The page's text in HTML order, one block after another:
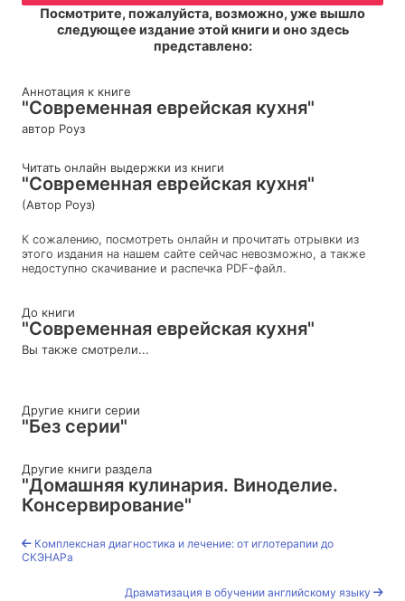
Посмотрите, пожалуйста, возможно, уже вышло
следующее издание этой книги и оно здесь
представлено:
Аннотация к книге
"Современная еврейская кухня"
автор Роуз
Читать онлайн выдержки из книги
"Современная еврейская кухня"
(Автор Роуз)
К сожалению, посмотреть онлайн и прочитать отрывки из
этого издания на нашем сайте сейчас невозможно, а также
недоступно скачивание и распечка PDF-файл.
До книги
"Современная еврейская кухня"
Вы также смотрели...
Другие книги серии
"Без серии"
Другие книги раздела
"Домашняя кулинария. Виноделие.
Консервирование"
Комплексная диагностика и лечение: от иглотерапии до
СКЭНАРа
Драматизация в обучении английскому языку